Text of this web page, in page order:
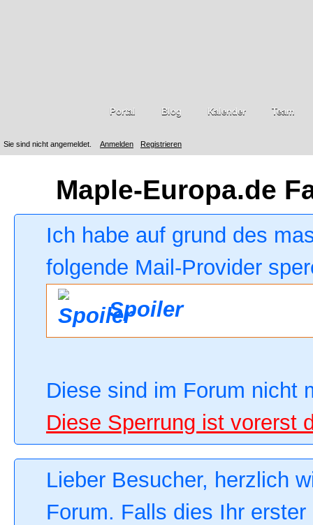
Sie sind nicht angemeldet. Anmelden Registrieren
Portal Blog Kalender Team
Maple-Europa.de
Ich habe auf grund des
folgende Mail-Provider
Spoiler
Diese sind im Forum nicht
Diese Sperrung ist vorerst
Lieber Besucher, herzlich
Forum. Falls dies Ihr